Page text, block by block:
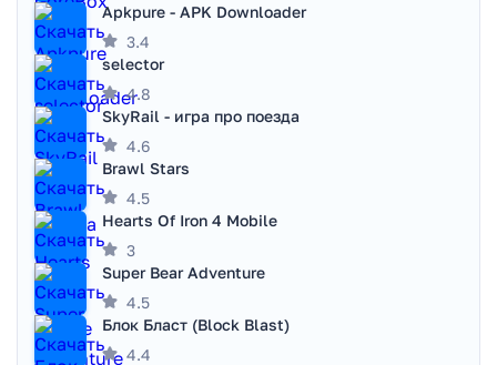
Apkpure - APK Downloader
3.4
selector
4.8
SkyRail - игра про поезда
4.6
Brawl Stars
4.5
Hearts Of Iron 4 Mobile
3
Super Bear Adventure
4.5
Блок Бласт (Block Blast)
4.4